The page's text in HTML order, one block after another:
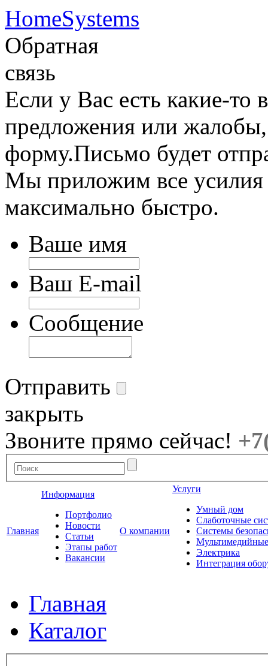
HomeSystems
Обратная
связь
Если у Вас есть какие-
предложения или
форму.Письмо будет
Мы приложим все усилия
максимально быстро.
Ваше имя
Ваш E-mail
Сообщение
Отправить
закрыть
Звоните прямо сейчас!
Главная
Информация
Портфолио
Новости
Статьи
Этапы работ
Вакансии
О компании
Услуги
Умный дом
Слаботочные
Системы
Электрика
Интеграция
Главная
Каталог